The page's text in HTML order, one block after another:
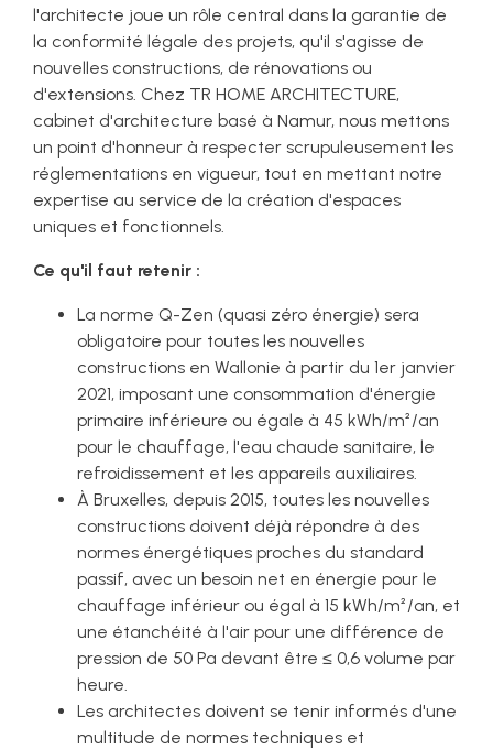
l'architecte joue un rôle central dans la garantie de
la conformité légale des projets, qu'il s'agisse de
nouvelles constructions, de rénovations ou
d'extensions. Chez TR HOME ARCHITECTURE,
cabinet d'architecture basé à Namur, nous mettons
un point d'honneur à respecter scrupuleusement les
réglementations en vigueur, tout en mettant notre
expertise au service de la création d'espaces
uniques et fonctionnels.
Ce qu'il faut retenir :
La norme Q-Zen (quasi zéro énergie) sera
obligatoire pour toutes les nouvelles
constructions en Wallonie à partir du 1er janvier
2021, imposant une consommation d'énergie
primaire inférieure ou égale à 45 kWh/m²/an
pour le chauffage, l'eau chaude sanitaire, le
refroidissement et les appareils auxiliaires.
À Bruxelles, depuis 2015, toutes les nouvelles
constructions doivent déjà répondre à des
normes énergétiques proches du standard
passif, avec un besoin net en énergie pour le
chauffage inférieur ou égal à 15 kWh/m²/an, et
une étanchéité à l'air pour une différence de
pression de 50 Pa devant être ≤ 0,6 volume par
heure.
Les architectes doivent se tenir informés d'une
multitude de normes techniques et